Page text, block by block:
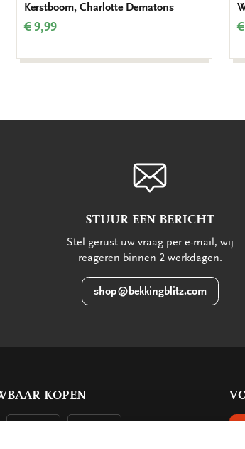
Kerstboom, Charlotte Dematons
€ 9,99
STUUR EEN BERICHT
Stel gerust uw vraag per e-mail, wij
reageren binnen 2 werkdagen.
shop@bekkingblitz.com
KOPEN